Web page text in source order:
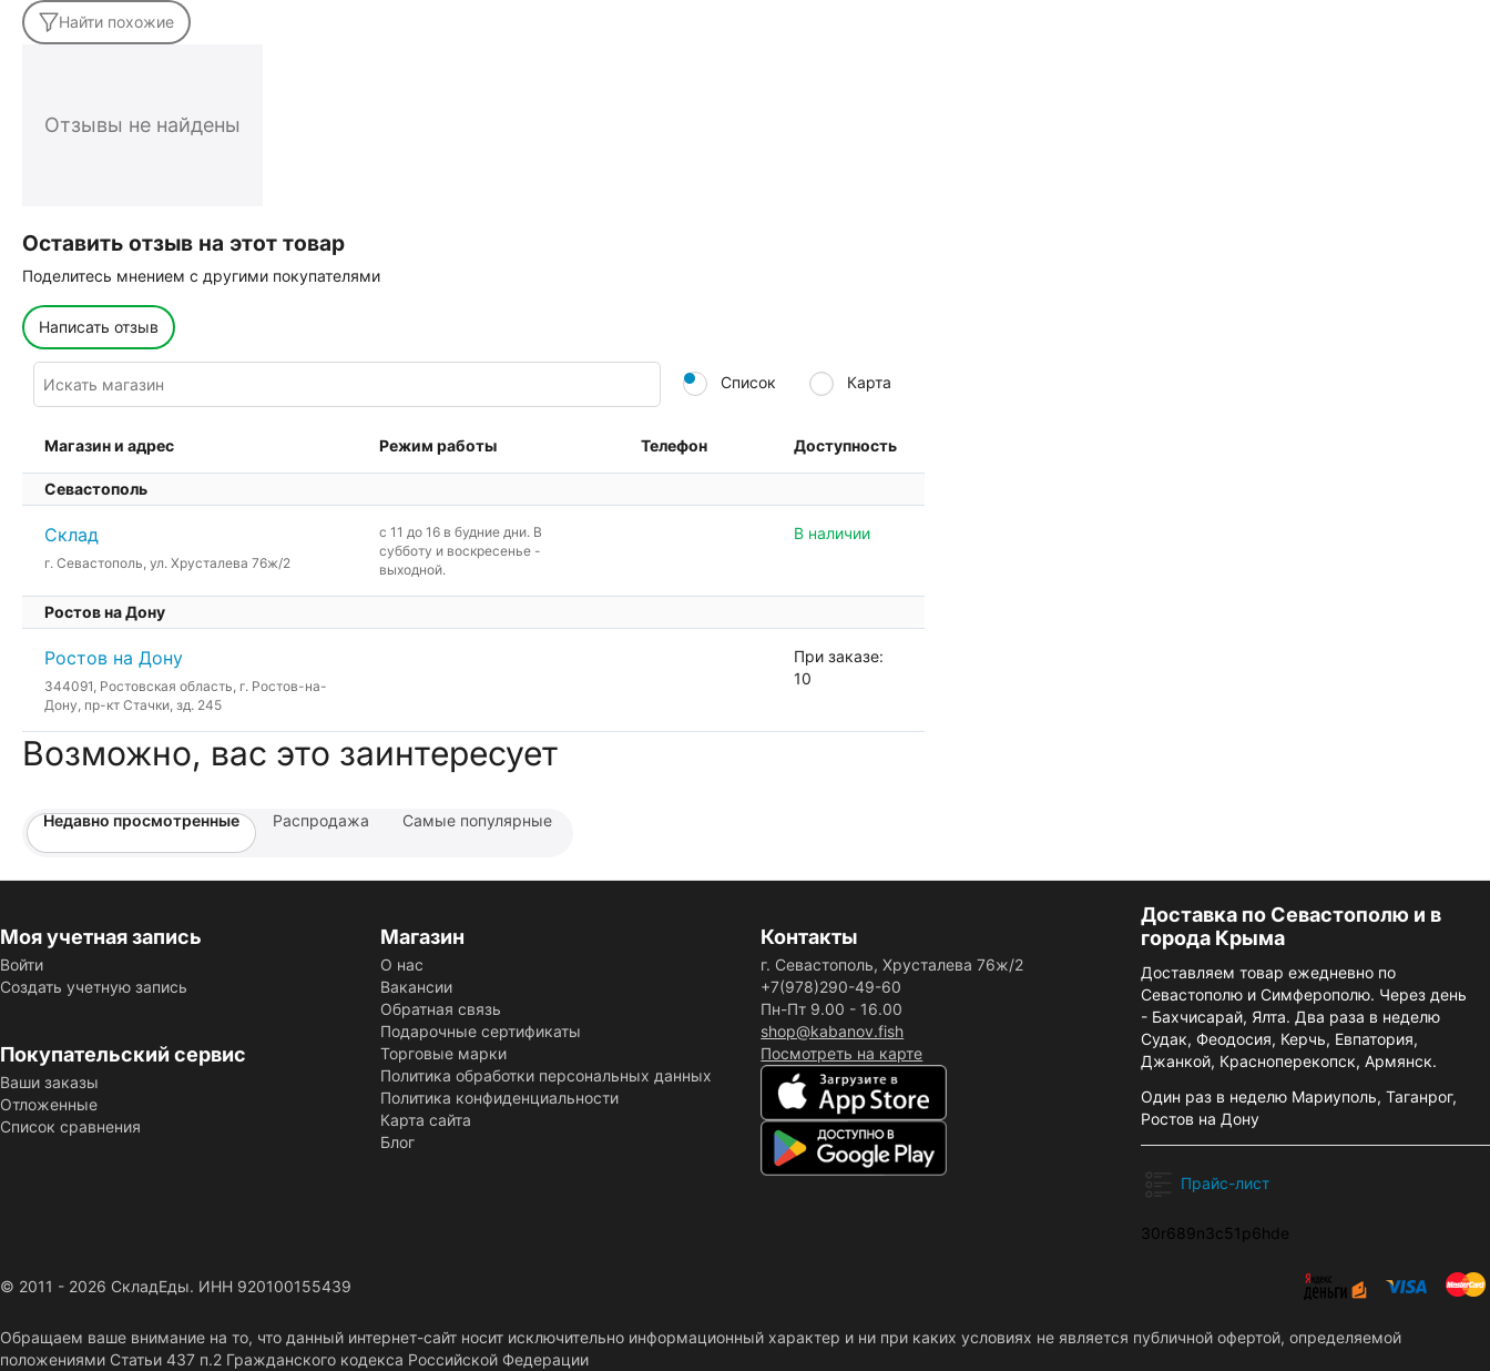
Найти похожие
Отзывы не найдены
Оставить отзыв на этот товар
Поделитесь мнением с другими покупателями
Написать отзыв
Список Карта
Магазин и адрес Режим работы Телефон Доступность
Севастополь
Склад
г. Севастополь, ул. Хрусталева 76ж/2
c 11 до 16 в будние дни. В
субботу и воскресенье -
выходной.
В наличии
Ростов на Дону
Ростов на Дону
344091, Ростовская область, г. Ростов-на-
Дону, пр-кт Стачки, зд. 245
При заказе:
10
Возможно, вас это заинтересует
Недавно просмотренные Распродажа Самые популярные
Моя учетная запись
Войти
Создать учетную запись
Покупательский сервис
Ваши заказы
Отложенные
Список сравнения
Магазин
О нас
Вакансии
Обратная связь
Подарочные сертификаты
Торговые марки
Политика обработки персональных данных
Политика конфиденциальности
Карта сайта
Блог
Контакты
г. Севастополь, Хрусталева 76ж/2
+7(978)290-49-60
Пн-Пт 9.00 - 16.00
shop@kabanov.fish
Посмотреть на карте
Доставка по Севастополю и в
города Крыма
Доставляем товар ежедневно по
Севастополю и Симферополю. Через день
- Бахчисарай, Ялта. Два раза в неделю
Судак, Феодосия, Керчь, Евпатория,
Джанкой, Красноперекопск, Армянск.
Один раз в неделю Мариуполь, Таганрог,
Ростов на Дону
Прайс-лист
30r689n3c51p6hde
© 2011 - 2026 СкладЕды. ИНН 920100155439
Обращаем ваше внимание на то, что данный интернет-сайт носит исключительно информационный характер и ни при каких условиях не является публичной офертой, определяемой
положениями Статьи 437 п.2 Гражданского кодекса Российской Федерации